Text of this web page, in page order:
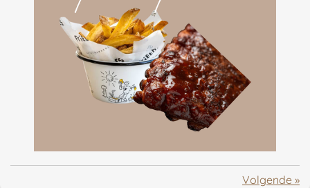
Volgende »